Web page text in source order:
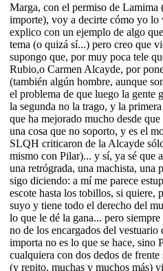
Marga, con el permiso de Lamima
importe), voy a decirte cómo yo lo
explico con un ejemplo de algo
tema (o quizá sí...) pero creo que
supongo que, por muy poca tele
Rubio,o Carmen Alcayde, por
(también algún hombre, aunque
el problema de que luego la gente
la segunda no la trago, y la
que ha mejorado mucho desde
una cosa que no soporto, y es el
SLQH criticaron de la Alcayde
mismo con Pilar)... y sí, ya sé que
una retrógrada, una machista, una
sigo diciendo: a mí me parece
escote hasta los tobillos, si quiere,
suyo y tiene todo el derecho del
lo que le dé la gana... pero
no de los encargados del
importa no es lo que se hace, sino
cualquiera con dos dedos de
(y repito, muchas y muchos más)